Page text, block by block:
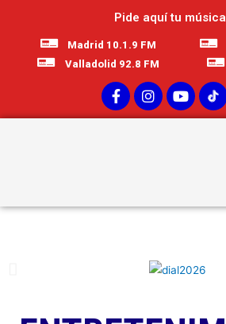
Pide aquí tu
Madrid 10.1.9 FM
Valladolid 92.8 FM